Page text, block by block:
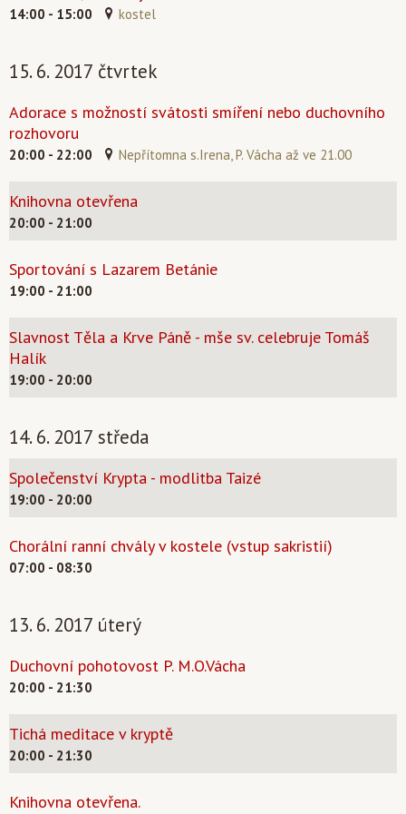
14:00 - 15:00 kostel
15. 6. 2017 čtvrtek
Adorace s možností svátosti smíření nebo duchovního
rozhovoru
20:00 - 22:00 Nepřítomna s.Irena, P. Vácha až ve 21.00
Knihovna otevřena
20:00 - 21:00
Sportování s Lazarem Betánie
19:00 - 21:00
Slavnost Těla a Krve Páně - mše sv. celebruje Tomáš
Halík
19:00 - 20:00
14. 6. 2017 středa
Společenství Krypta - modlitba Taizé
19:00 - 20:00
Chorální ranní chvály v kostele (vstup sakristií)
07:00 - 08:30
13. 6. 2017 úterý
Duchovní pohotovost P. M.O.Vácha
20:00 - 21:30
Tichá meditace v kryptě
20:00 - 21:30
Knihovna otevřena.